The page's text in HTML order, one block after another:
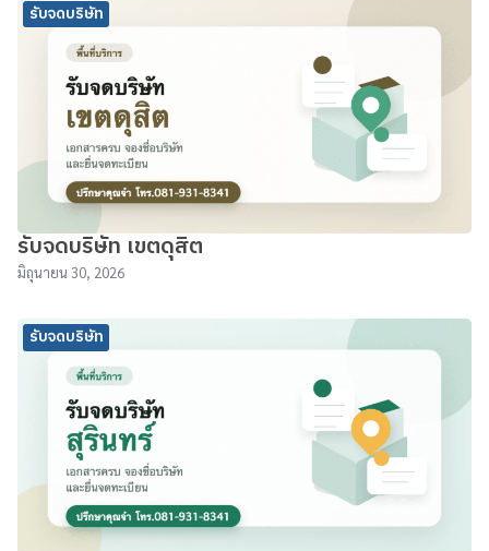
รับจดบริษัท
รับจดบริษัท เขตดุสิต
มิถุนายน 30, 2026
รับจดบริษัท